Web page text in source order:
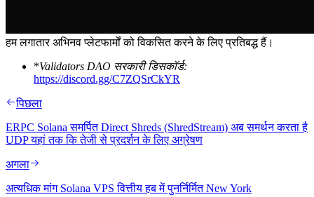
हम लगातार अभिनव प्लेटफार्मों को विकसित करने के लिए प्रतिबद्ध हैं।
*Validators DAO सरकारी डिसकॉर्ड:
https://discord.gg/C7ZQSrCkYR
पिछला
ERPC Solana समर्पित Direct Shreds (ShredStream) अब समर्थन करता है
UDP यहां तक कि तेजी से प्रदर्शन के लिए अग्रेषण
अगला
अत्यधिक मांग Solana VPS वित्तीय हब में पुनर्निर्मित New York